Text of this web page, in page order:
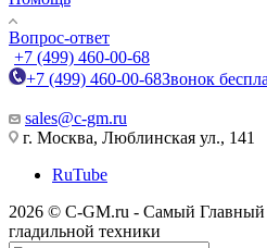
Вопрос-ответ
+7 (499) 460-00-68
+7 (499) 460-00-68Звонок
sales@c-gm.ru
г. Москва, Люблинская ул., 141
RuTube
2026 © C-GM.ru - Самый
гладильной техники